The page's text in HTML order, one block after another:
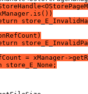
= xManager-
store_E_None;